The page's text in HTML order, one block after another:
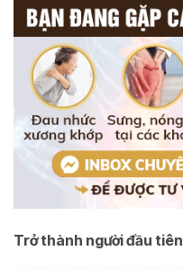
Trở thành người đầu